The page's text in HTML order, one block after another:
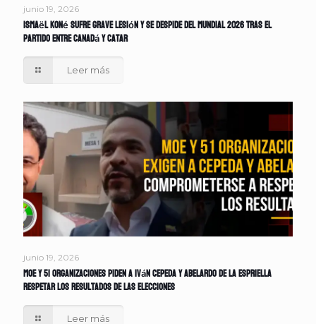
junio 19, 2026
Ismaël Koné sufre grave lesión y se despide del Mundial 2026 tras el
partido entre Canadá y Catar
Leer más
junio 19, 2026
MOE y 51 organizaciones piden a Iván Cepeda y Abelardo de la Espriella
respetar los resultados de las elecciones
Leer más